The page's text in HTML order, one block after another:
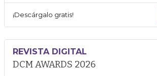
¡Descárgalo gratis!
REVISTA DIGITAL
DCM AWARDS 2026